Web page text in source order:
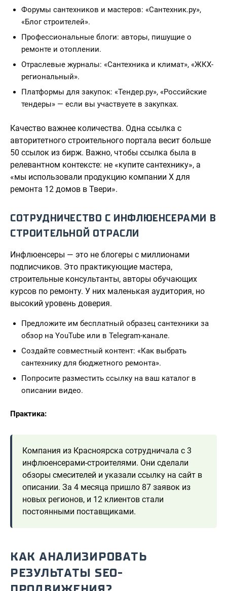
Форумы сантехников и мастеров: «Сантехник.ру»,
«Блог строителей».
Профессиональные блоги: авторы, пишущие о
ремонте и отоплении.
Отраслевые журналы: «Сантехника и климат», «ЖКХ-
региональный».
Платформы для закупок: «Тендер.ру», «Российские
тендеры» — если вы участвуете в закупках.
Качество важнее количества. Одна ссылка с
авторитетного строительного портала весит больше
50 ссылок из бирж. Важно, чтобы ссылка была в
релевантном контексте: не «купите сантехнику», а
«мы использовали продукцию компании Х для
ремонта 12 домов в Твери».
СОТРУДНИЧЕСТВО С ИНФЛЮЕНСЕРАМИ В
СТРОИТЕЛЬНОЙ ОТРАСЛИ
Инфлюенсеры — это не блогеры с миллионами
подписчиков. Это практикующие мастера,
строительные консультанты, авторы обучающих
курсов по ремонту. У них маленькая аудитория, но
высокий уровень доверия.
Предложите им бесплатный образец сантехники за
обзор на YouTube или в Telegram-канале.
Создайте совместный контент: «Как выбрать
сантехнику для бюджетного ремонта».
Попросите разместить ссылку на ваш каталог в
описании видео.
Практика:
Компания из Красноярска сотрудничала с 3
инфлюенсерами-строителями. Они сделали
обзоры смесителей и указали ссылку на сайт в
описании. За 4 месяца пришло 87 заявок из
новых регионов, и 12 клиентов стали
постоянными поставщиками.
КАК АНАЛИЗИРОВАТЬ
РЕЗУЛЬТАТЫ SEO-